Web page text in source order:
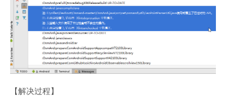
【解决过程】